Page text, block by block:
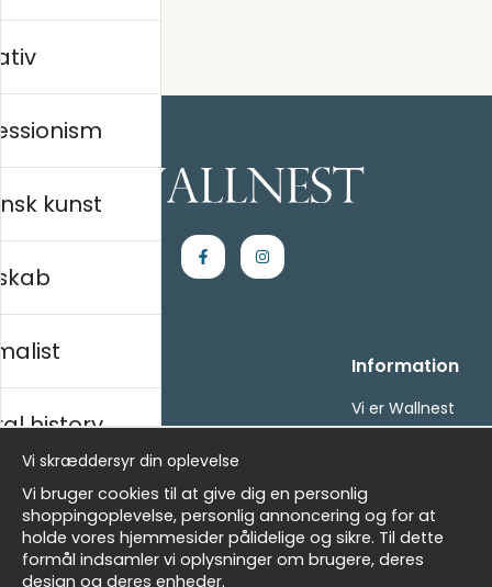
Handle ind
Villkor
- Returer och återbetalningar
Om cookies
Mine favoritter
Information
Vi er Wallnest
FAQ
Nyhedsbrev
kunst
history
Vi skræddersyr din oplevelse
Vi bruger cookies til at give dig en personlig
shoppingoplevelse, personlig annoncering og for at
holde vores hjemmesider pålidelige og sikre. Til dette
formål indsamler vi oplysninger om brugere, deres
design og deres enheder.